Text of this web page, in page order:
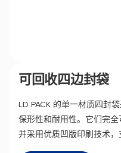
可回收四边封袋
LD PACK 的单一材质四封
保形性和耐用性。它们完全
并采用优质凹版印刷技术，